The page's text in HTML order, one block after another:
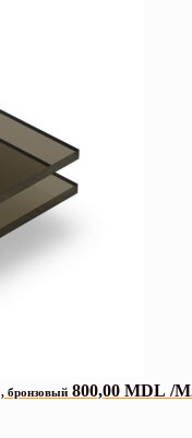
бронзовый 800,00 MDL /